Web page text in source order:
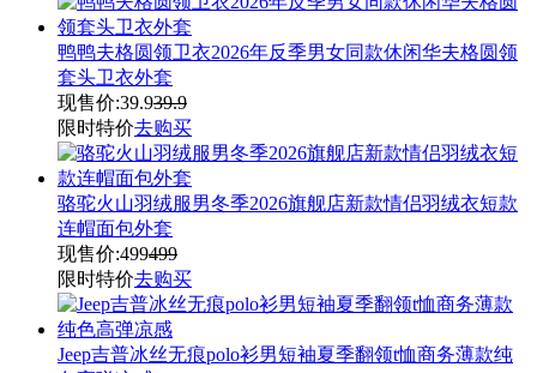
鸭鸭夫格圆领卫衣2026年反季男女同款休闲华夫格圆领
套头卫衣外套
现售价:39.939.9
限时特价去购买
骆驼火山羽绒服男冬季2026旗舰店新款情侣羽绒衣短款
连帽面包外套
现售价:499499
限时特价去购买
Jeep吉普冰丝无痕polo衫男短袖夏季翻领t恤商务薄款纯